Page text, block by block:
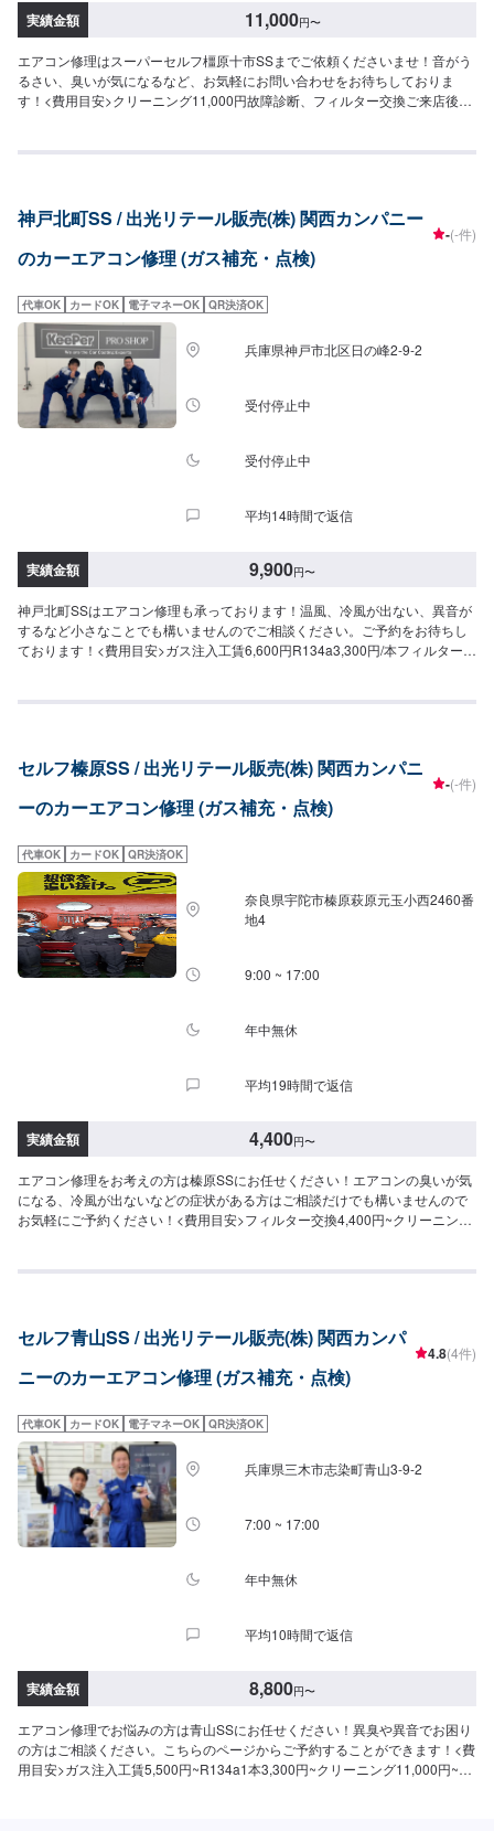
実績金額 11,000円〜
エアコン修理はスーパーセルフ橿原十市SSまでご依頼くださいませ！音がう
るさい、臭いが気になるなど、お気軽にお問い合わせをお待ちしておりま
す！<費用目安>クリーニング11,000円故障診断、フィルター交換ご来店後の
神戸北町SS / 出光リテール販売(株) 関西カンパニー
のカーエアコン修理 (ガス補充・点検)
-(-件)
代車OK カードOK 電子マネーOK QR決済OK
兵庫県神戸市北区日の峰2-9-2
受付停止中
受付停止中
平均14時間で返信
実績金額 9,900円〜
神戸北町SSはエアコン修理も承っております！温風、冷風が出ない、異音が
するなど小さなことでも構いませんのでご相談ください。ご予約をお待ちし
ております！<費用目安>ガス注入工賃6,600円R134a3,300円/本フィルター交
セルフ榛原SS / 出光リテール販売(株) 関西カンパニ
ーのカーエアコン修理 (ガス補充・点検)
-(-件)
代車OK カードOK QR決済OK
奈良県宇陀市榛原萩原元玉小西2460番
地4
9:00 ~ 17:00
年中無休
平均19時間で返信
実績金額 4,400円〜
エアコン修理をお考えの方は榛原SSにお任せください！エアコンの臭いが気
になる、冷風が出ないなどの症状がある方はご相談だけでも構いませんので
お気軽にご予約ください！<費用目安>フィルター交換4,400円~クリーニング
セルフ青山SS / 出光リテール販売(株) 関西カンパ
ニーのカーエアコン修理 (ガス補充・点検)
4.8(4件)
代車OK カードOK 電子マネーOK QR決済OK
兵庫県三木市志染町青山3-9-2
7:00 ~ 17:00
年中無休
平均10時間で返信
実績金額 8,800円〜
エアコン修理でお悩みの方は青山SSにお任せください！異臭や異音でお困り
の方はご相談ください。こちらのページからご予約することができます！<費
用目安>ガス注入工賃5,500円~R134a1本3,300円~クリーニング11,000円~故